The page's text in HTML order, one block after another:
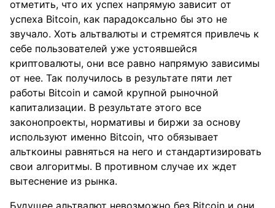
отметить, что их успех напрямую зависит от
успеха Bitcoin, как парадоксально бы это не
звучало. Хоть альтвалюты и стремятся привлечь к
себе пользователей уже устоявшейся
криптовалюты, они все равно напрямую зависимы
от нее. Так получилось в результате пяти лет
работы Bitcoin и самой крупной рыночной
капитализации. В результате этого все
законопроекты, нормативы и биржи за основу
используют именно Bitcoin, что обязывает
альткоины равняться на него и стандартизировать
свои алгоритмы. В противном случае их ждет
вытеснение из рынка.
Будущее альтвалют невозможно без Bitcoin и они